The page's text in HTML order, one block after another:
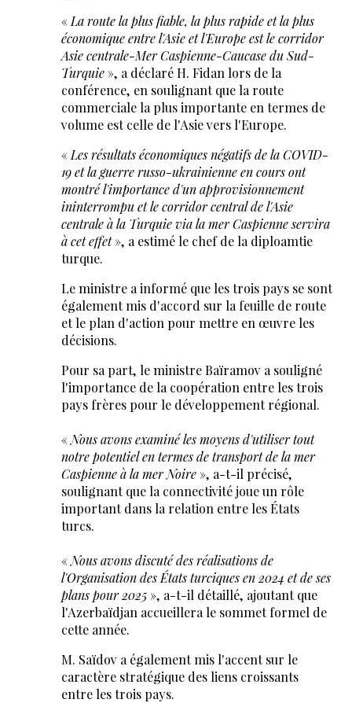
« La route la plus fiable, la plus rapide et la plus
économique entre l'Asie et l'Europe est le corridor
Asie centrale-Mer Caspienne-Caucase du Sud-
Turquie», a déclaré H. Fidan lors de la
conférence, en soulignant que la route
commerciale la plus importante en termes de
volume est celle de l'Asie vers l'Europe.
«Les résultats économiques négatifs de la COVID-
19 et la guerre russo-ukrainienne en cours ont
montré l'importance d'un approvisionnement
ininterrompu et le corridor central de l'Asie
centrale à la Turquie via la mer Caspienne servira
à cet effet», a estimé le chef de la diploamtie
turque.
Le ministre a informé que les trois pays se sont
également mis d'accord sur la feuille de route
et le plan d'action pour mettre en œuvre les
décisions.
Pour sa part, le ministre Baïramov a souligné
l'importance de la coopération entre les trois
pays frères pour le développement régional.
« Nous avons examiné les moyens d'utiliser tout
notre potentiel en termes de transport de la mer
Caspienne à la mer Noire», a-t-il précisé,
soulignant que la connectivité joue un rôle
important dans la relation entre les États
turcs.
« Nous avons discuté des réalisations de
l'Organisation des États turciques en 2024 et de ses
plans pour 2025», a-t-il détaillé, ajoutant que
l'Azerbaïdjan accueillera le sommet formel de
cette année.
M. Saïdov a également mis l'accent sur le
caractère stratégique des liens croissants
entre les trois pays.